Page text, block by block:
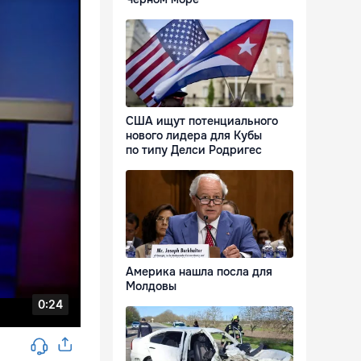
США ищут потенциального
нового лидера для Кубы
по типу Делси Родригес
Америка нашла посла для
Молдовы